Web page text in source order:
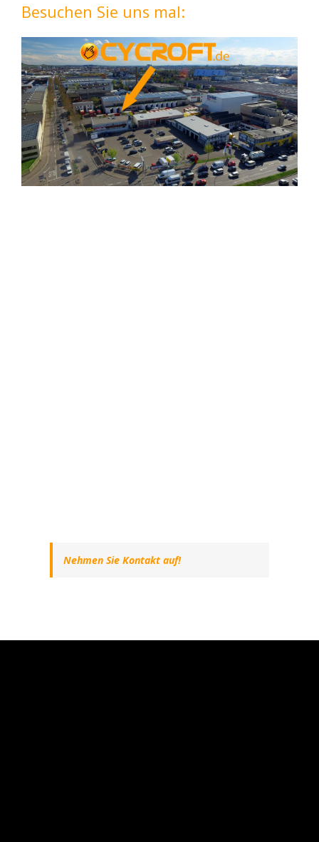
Besuchen Sie uns mal:
Nehmen Sie Kontakt auf!